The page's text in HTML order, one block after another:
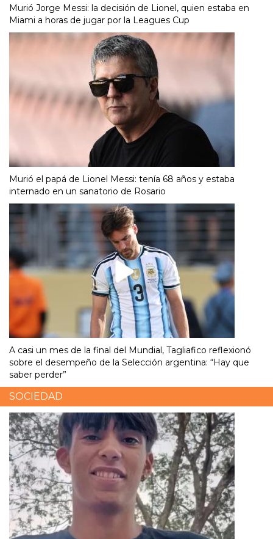
Murió Jorge Messi: la decisión de Lionel, quien estaba en
Miami a horas de jugar por la Leagues Cup
Murió el papá de Lionel Messi: tenía 68 años y estaba
internado en un sanatorio de Rosario
A casi un mes de la final del Mundial, Tagliafico reflexionó
sobre el desempeño de la Selección argentina: “Hay que
saber perder”
SOCIEDAD